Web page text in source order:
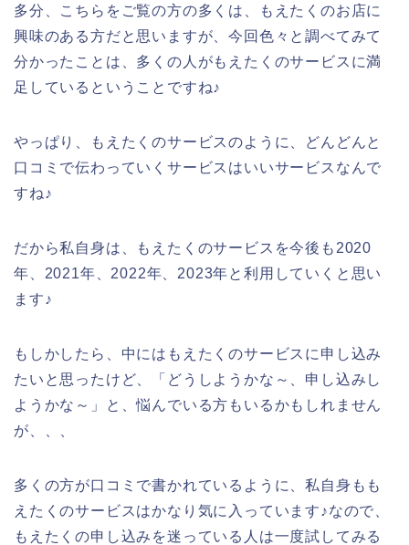
多分、こちらをご覧の方の多くは、もえたくのお店に
興味のある方だと思いますが、今回色々と調べてみて
分かったことは、多くの人がもえたくのサービスに満
足しているということですね♪
やっぱり、もえたくのサービスのように、どんどんと
口コミで伝わっていくサービスはいいサービスなんで
すね♪
だから私自身は、もえたくのサービスを今後も2020
年、2021年、2022年、2023年と利用していくと思い
ます♪
もしかしたら、中にはもえたくのサービスに申し込み
たいと思ったけど、「どうしようかな～、申し込みし
ようかな～」と、悩んでいる方もいるかもしれません
が、、、
多くの方が口コミで書かれているように、私自身もも
えたくのサービスはかなり気に入っています♪なので、
もえたくの申し込みを迷っている人は一度試してみる